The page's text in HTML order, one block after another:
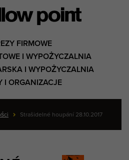
FIRMOWE
I WYPOŻYCZALNIA
I WYPOŻYCZALNIA
I ORGANIZACJE
Strašidelné houpání 28.10.2017